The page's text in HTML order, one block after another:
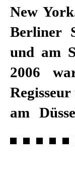
New
Berliner
und am
2006
am
zudem
Lilienthal
Seit der